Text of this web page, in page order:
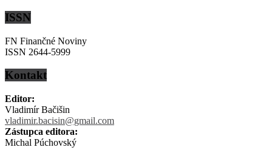
ISSN
FN Finančné Noviny
ISSN 2644-5999
Kontakt
Editor:
Vladimír Bačišin
vladimir.bacisin@gmail.com
Zástupca editora:
Michal Púchovský